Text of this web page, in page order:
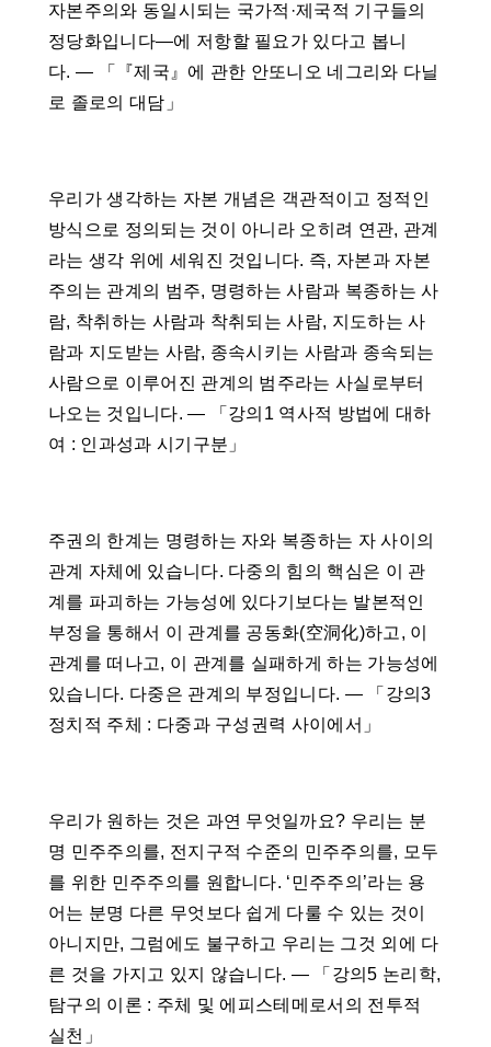
자본주의와 동일시되는 국가적·제국적 기구들의
정당화입니다―에 저항할 필요가 있다고 봅니
다. ― 「『제국』에 관한 안또니오 네그리와 다닐
로 졸로의 대담」
우리가 생각하는 자본 개념은 객관적이고 정적인
방식으로 정의되는 것이 아니라 오히려 연관, 관계
라는 생각 위에 세워진 것입니다. 즉, 자본과 자본
주의는 관계의 범주, 명령하는 사람과 복종하는 사
람, 착취하는 사람과 착취되는 사람, 지도하는 사
람과 지도받는 사람, 종속시키는 사람과 종속되는
사람으로 이루어진 관계의 범주라는 사실로부터
나오는 것입니다. ― 「강의1 역사적 방법에 대하
여 : 인과성과 시기구분」
주권의 한계는 명령하는 자와 복종하는 자 사이의
관계 자체에 있습니다. 다중의 힘의 핵심은 이 관
계를 파괴하는 가능성에 있다기보다는 발본적인
부정을 통해서 이 관계를 공동화(空洞化)하고, 이
관계를 떠나고, 이 관계를 실패하게 하는 가능성에
있습니다. 다중은 관계의 부정입니다. ― 「강의3
정치적 주체 : 다중과 구성권력 사이에서」
우리가 원하는 것은 과연 무엇일까요? 우리는 분
명 민주주의를, 전지구적 수준의 민주주의를, 모두
를 위한 민주주의를 원합니다. ‘민주주의’라는 용
어는 분명 다른 무엇보다 쉽게 다룰 수 있는 것이
아니지만, 그럼에도 불구하고 우리는 그것 외에 다
른 것을 가지고 있지 않습니다. ― 「강의5 논리학,
탐구의 이론 : 주체 및 에피스테메로서의 전투적
실천」